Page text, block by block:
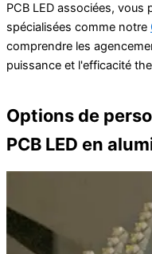
PCB LED associées,
spécialisées comme notre
comprendre les
puissance et l'efficacité
Options de
PCB LED en